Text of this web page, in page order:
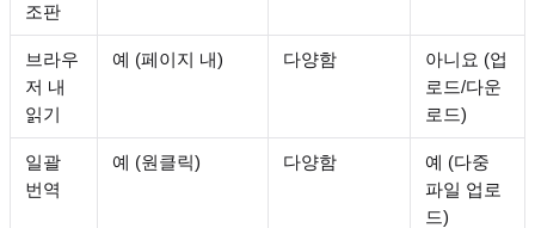
조판
브라우
저 내
읽기
예 (페이지 내) 다양함
아니요 (업
로드/다운
로드)
일괄
번역
예 (원클릭) 다양함
예 (다중
파일 업로
드)